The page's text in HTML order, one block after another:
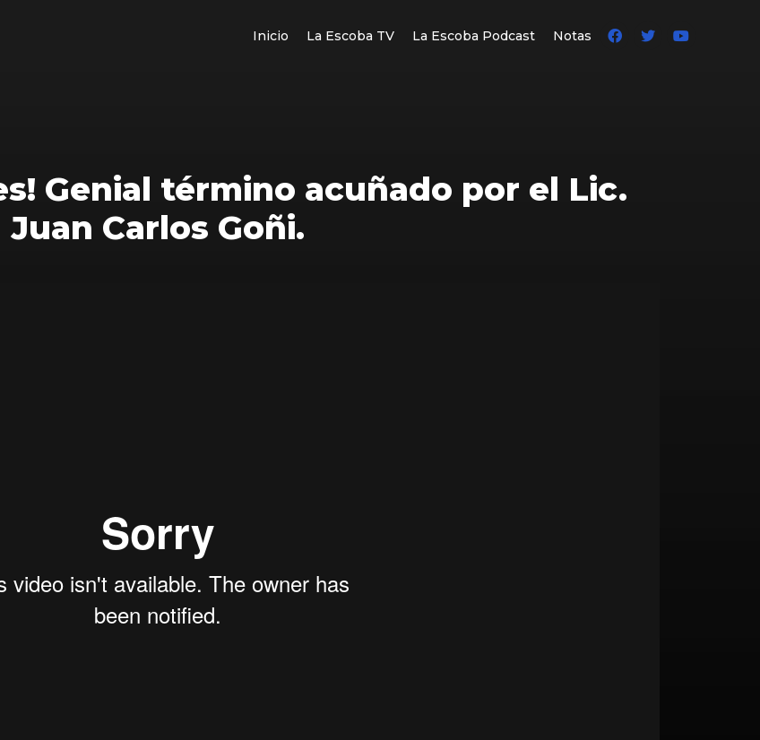
Inicio La Escoba TV La Escoba Podcast Notas
Genial término acuñado por el Lic.
Juan Carlos Goñi.